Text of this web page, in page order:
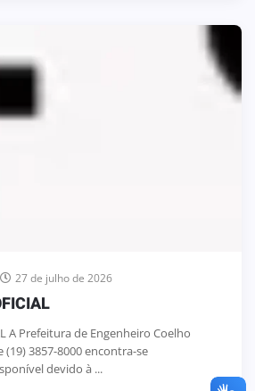
27 de julho de 2026
A Prefeitura de Engenheiro Coelho
3857-8000 encontra-se
devido à ...